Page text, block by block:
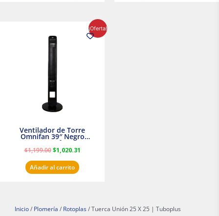
¡Oferta!
Ventilador de Torre
Omnifan 39″ Negro
Masterfan
$1,199.00
original
era:
$1,020.31
precio
actual
Añadir al carrito
Inicio / Plomería / Rotoplas / Tuerca Unión 25 X 25 | Tuboplus